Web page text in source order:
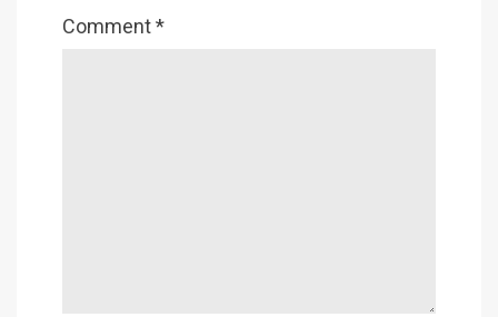
Comment*